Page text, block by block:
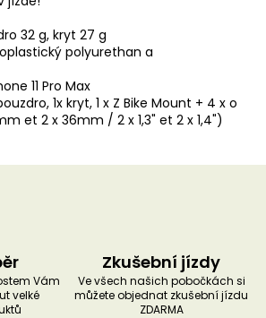
32 g, kryt 27 g
polyurethan a
11 Pro Max
1x kryt, 1 x Z Bike Mount + 4 x o
et 2 x 36mm / 2 x 1,3" et 2 x 1,4")
Vám
velké
Zkušební jízdy
Ve všech našich pobočkách si
můžete objednat zkušební jízdu
ZDARMA